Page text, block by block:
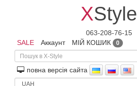
XStyle
063-208-76-15
SALE
Аккаунт МІЙ КОШИК 0
повна версiя сайта